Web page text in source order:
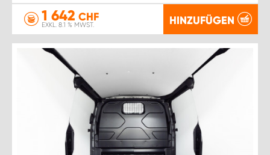
1 642 CHF
EXKL. 8.1 % MWST. HINZUFÜGEN